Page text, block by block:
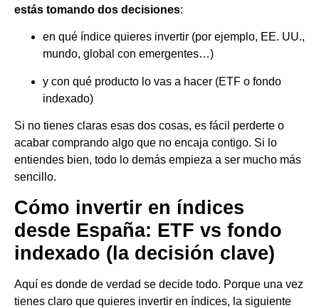
estás tomando dos decisiones:
en qué índice quieres invertir (por ejemplo, EE. UU.,
mundo, global con emergentes…)
y con qué producto lo vas a hacer (ETF o fondo
indexado)
Si no tienes claras esas dos cosas, es fácil perderte o
acabar comprando algo que no encaja contigo. Si lo
entiendes bien, todo lo demás empieza a ser mucho más
sencillo.
Cómo invertir en índices
desde España: ETF vs fondo
indexado (la decisión clave)
Aquí es donde de verdad se decide todo. Porque una vez
tienes claro que quieres invertir en índices, la siguiente